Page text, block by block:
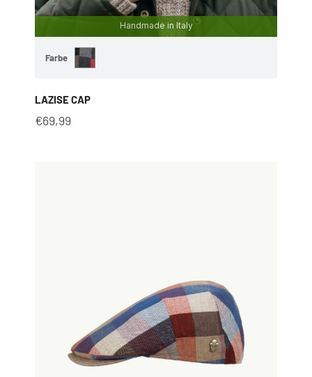
Handmade in Italy
Farbe
LAZISE CAP
€69,99